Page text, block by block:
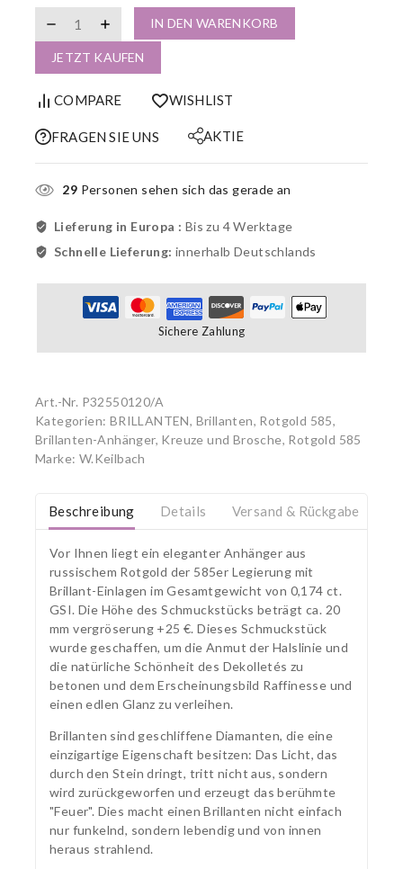
IN DEN WARENKORB
JETZT KAUFEN
COMPARE WISHLIST
FRAGEN SIE UNS AKTIE
29 Personen sehen sich das gerade an
Lieferung in Europa : Bis zu 4 Werktage
Schnelle Lieferung: innerhalb Deutschlands
Sichere Zahlung
Art.-Nr. P32550120/A
Kategorien: BRILLANTEN, Brillanten, Rotgold 585,
Brillanten-Anhänger, Kreuze und Brosche, Rotgold 585
Marke: W.Keilbach
Beschreibung Details Versand & Rückgabe
Vor Ihnen liegt ein eleganter Anhänger aus
russischem Rotgold der 585er Legierung mit
Brillant-Einlagen im Gesamtgewicht von 0,174 ct.
GSI. Die Höhe des Schmuckstücks beträgt ca. 20
mm vergröserung +25 €. Dieses Schmuckstück
wurde geschaffen, um die Anmut der Halslinie und
die natürliche Schönheit des Dekolletés zu
betonen und dem Erscheinungsbild Raffinesse und
einen edlen Glanz zu verleihen.
Brillanten sind geschliffene Diamanten, die eine
einzigartige Eigenschaft besitzen: Das Licht, das
durch den Stein dringt, tritt nicht aus, sondern
wird zurückgeworfen und erzeugt das berühmte
"Feuer". Dies macht einen Brillanten nicht einfach
nur funkelnd, sondern lebendig und von innen
heraus strahlend.